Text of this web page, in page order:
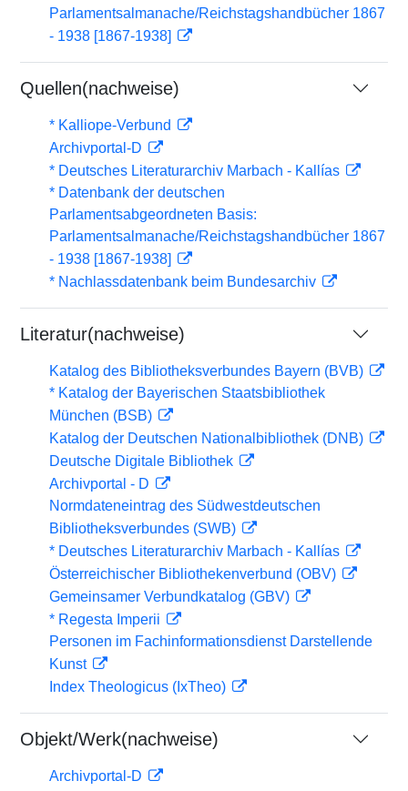
Parlamentsalmanache/Reichstagshandbücher 1867
- 1938 [1867-1938]
Quellen(nachweise)
* Kalliope-Verbund
Archivportal-D
* Deutsches Literaturarchiv Marbach - Kallías
* Datenbank der deutschen
Parlamentsabgeordneten Basis:
Parlamentsalmanache/Reichstagshandbücher 1867
- 1938 [1867-1938]
* Nachlassdatenbank beim Bundesarchiv
Literatur(nachweise)
Katalog des Bibliotheksverbundes Bayern (BVB)
* Katalog der Bayerischen Staatsbibliothek
München (BSB)
Katalog der Deutschen Nationalbibliothek (DNB)
Deutsche Digitale Bibliothek
Archivportal - D
Normdateneintrag des Südwestdeutschen
Bibliotheksverbundes (SWB)
* Deutsches Literaturarchiv Marbach - Kallías
Österreichischer Bibliothekenverbund (OBV)
Gemeinsamer Verbundkatalog (GBV)
* Regesta Imperii
Personen im Fachinformationsdienst Darstellende
Kunst
Index Theologicus (IxTheo)
Objekt/Werk(nachweise)
Archivportal-D